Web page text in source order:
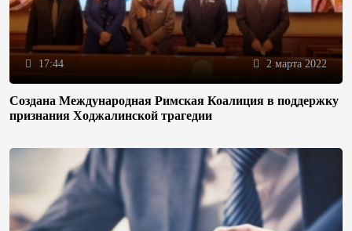
17:44 2 марта 2022
Создана Международная Римская Коалиция в поддержку
признания Ходжалинской трагедии